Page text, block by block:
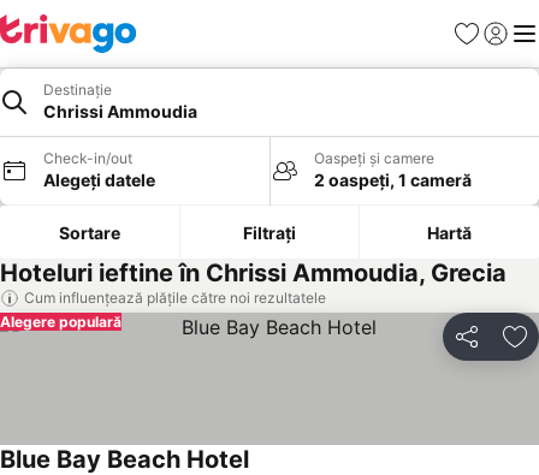
Favorite
Destinație
Chrissi Ammoudia
Check-in/out
Alegeți datele
Oaspeți și camere
2 oaspeți, 1 cameră
Sortare Filtrați Hartă
Hoteluri ieftine în Chrissi Ammoudia, Grecia
Cum influențează plățile către noi rezultatele
Distribuiți
Alegere populară
Blue Bay Beach Hotel